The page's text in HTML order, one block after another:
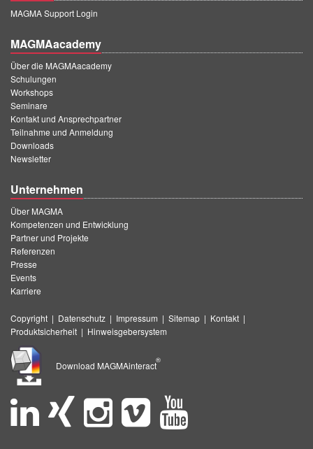
MAGMA Support Login
MAGMAacademy
Über die MAGMAacademy
Schulungen
Workshops
Seminare
Kontakt und Ansprechpartner
Teilnahme und Anmeldung
Downloads
Newsletter
Unternehmen
Über MAGMA
Kompetenzen und Entwicklung
Partner und Projekte
Referenzen
Presse
Events
Karriere
Copyright | Datenschutz | Impressum | Sitemap | Kontakt |
Produktsicherheit | Hinweisgebersystem
Download MAGMAinteract
®